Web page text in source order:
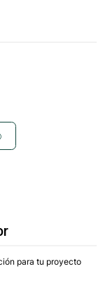
para tu proyecto